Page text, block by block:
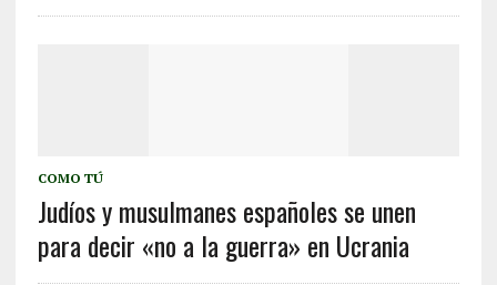
COMO TÚ
Judíos y musulmanes españoles se unen
para decir «no a la guerra» en Ucrania